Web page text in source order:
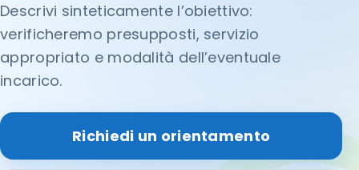
Descrivi sinteticamente l’obiettivo:
verificheremo presupposti, servizio
appropriato e modalità dell’eventuale
incarico.
Richiedi un orientamento